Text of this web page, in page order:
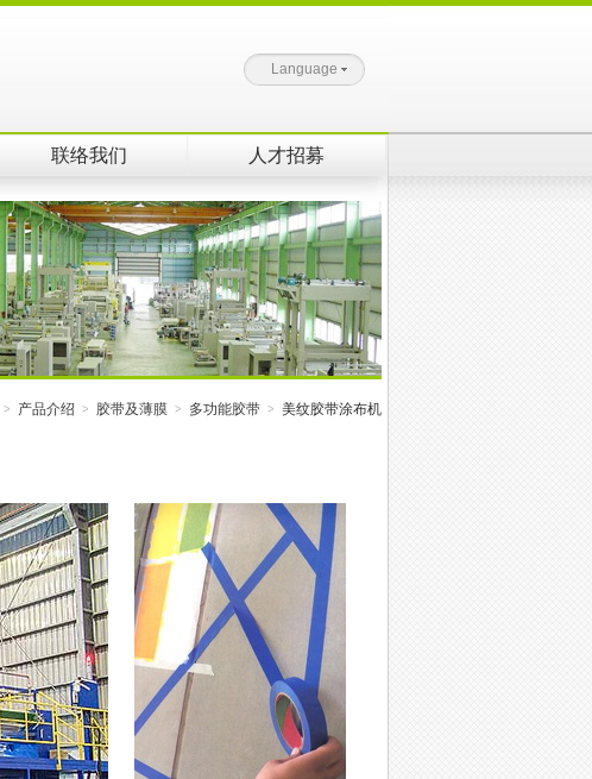
Language
联络我们 人才招募
产品介绍 胶带及薄膜 多功能胶带 美纹胶带涂布机